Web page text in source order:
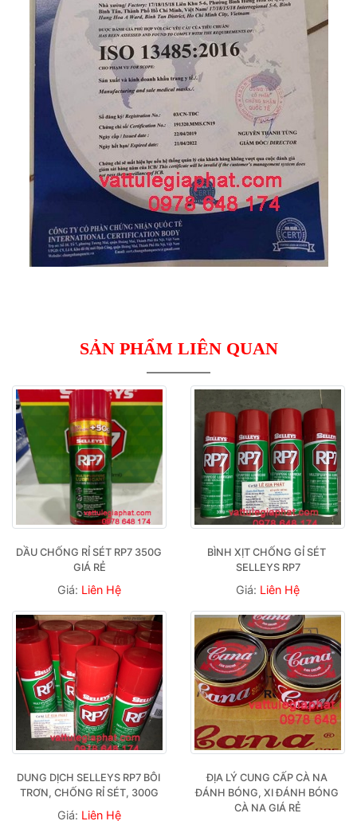
SẢN PHẨM LIÊN QUAN
DẦU CHỐNG RỈ SÉT RP7 350G
GIÁ RẺ
Giá: Liên Hệ
BÌNH XỊT CHỐNG GỈ SÉT
SELLEYS RP7
Giá: Liên Hệ
DUNG DỊCH SELLEYS RP7 BÔI
TRƠN, CHỐNG RỈ SÉT, 300G
Giá: Liên Hệ
ĐỊA LÝ CUNG CẤP CÀ NA
ĐÁNH BÓNG, XI ĐÁNH BÓNG
CÀ NA GIÁ RẺ